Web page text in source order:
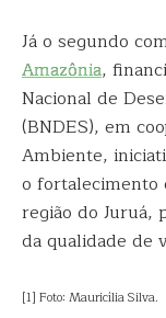
Já o segundo
Amazônia,
Nacional de
(BNDES), em
Ambiente,
o fortalecimento
região do Juruá,
da qualidade de
[1] Foto: Mauricília Silva.